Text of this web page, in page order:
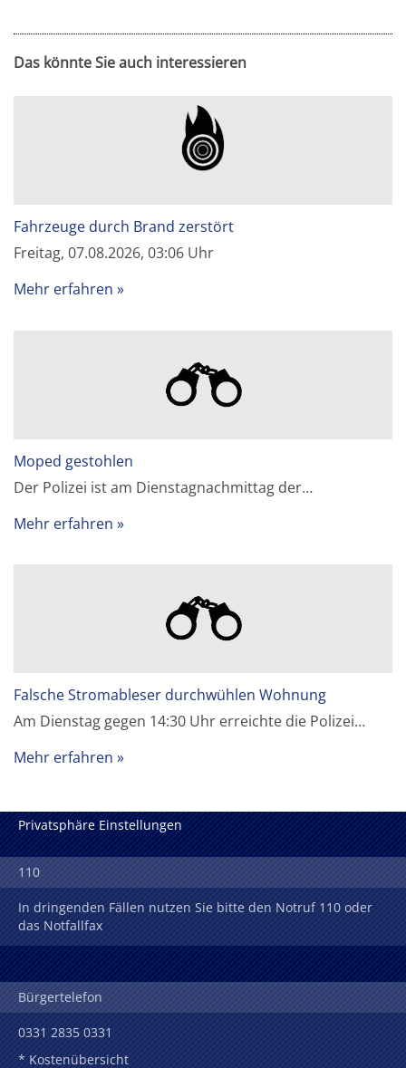
Das könnte Sie auch interessieren
Fahrzeuge durch Brand zerstört
Freitag, 07.08.2026, 03:06 Uhr
Mehr erfahren
Moped gestohlen
Der Polizei ist am Dienstagnachmittag der…
Mehr erfahren
Falsche Stromableser durchwühlen Wohnung
Am Dienstag gegen 14:30 Uhr erreichte die Polizei…
Mehr erfahren
Privatsphäre Einstellungen
110
In dringenden Fällen nutzen Sie bitte den Notruf 110 oder
das Notfallfax
Bürgertelefon
0331 2835 0331
* Kostenübersicht